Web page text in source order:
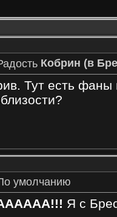
Кобрин (в
Тут есть фаны
Я с